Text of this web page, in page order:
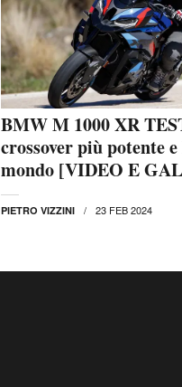
BMW M 1000 XR
crossover più potente
mondo [VIDEO E
PIETRO VIZZINI 23 FEB 2024